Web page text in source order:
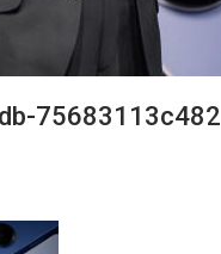
75683113c482